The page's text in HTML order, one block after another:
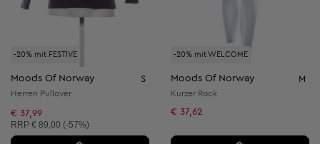
-20% mit FESTIVE
Moods Of Norway S
Herren Pullover
€ 37,99
Unverbindliche Preisempfehlung:
RRP € 89,00 (-57%)
-20% mit WELCOME
Moods Of Norway M
Kurzer Rock
€ 37,62